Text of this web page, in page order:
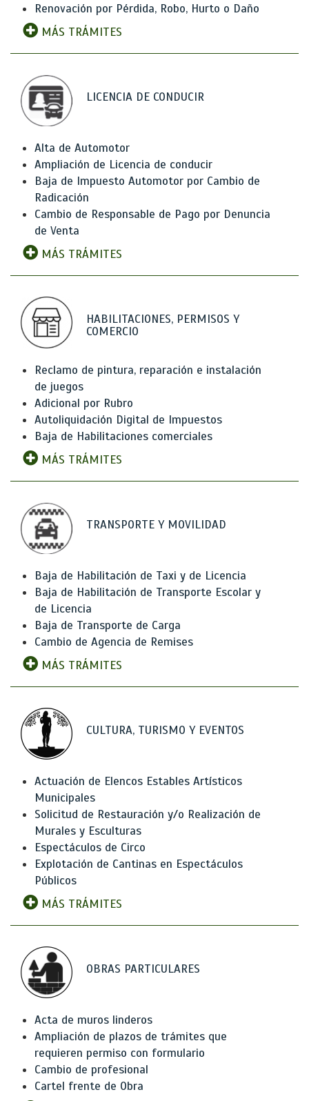
Renovación por Pérdida, Robo, Hurto o Daño
MÁS TRÁMITES
LICENCIA DE CONDUCIR
Alta de Automotor
Ampliación de Licencia de conducir
Baja de Impuesto Automotor por Cambio de
Radicación
Cambio de Responsable de Pago por Denuncia
de Venta
MÁS TRÁMITES
HABILITACIONES, PERMISOS Y
COMERCIO
Reclamo de pintura, reparación e instalación
de juegos
Adicional por Rubro
Autoliquidación Digital de Impuestos
Baja de Habilitaciones comerciales
MÁS TRÁMITES
TRANSPORTE Y MOVILIDAD
Baja de Habilitación de Taxi y de Licencia
Baja de Habilitación de Transporte Escolar y
de Licencia
Baja de Transporte de Carga
Cambio de Agencia de Remises
MÁS TRÁMITES
CULTURA, TURISMO Y EVENTOS
Actuación de Elencos Estables Artísticos
Municipales
Solicitud de Restauración y/o Realización de
Murales y Esculturas
Espectáculos de Circo
Explotación de Cantinas en Espectáculos
Públicos
MÁS TRÁMITES
OBRAS PARTICULARES
Acta de muros linderos
Ampliación de plazos de trámites que
requieren permiso con formulario
Cambio de profesional
Cartel frente de Obra